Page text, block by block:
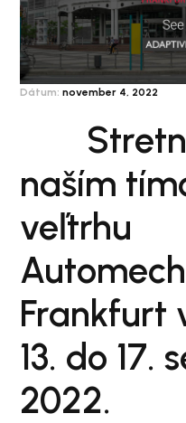
Dátum: november 4, 2022
naším
veľtrhu
Frankfurt
13. do 17.
2022.